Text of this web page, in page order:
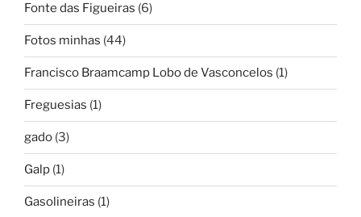
Fonte das Figueiras (6)
Fotos minhas (44)
Francisco Braamcamp Lobo de Vasconcelos (1)
Freguesias (1)
gado (3)
Galp (1)
Gasolineiras (1)